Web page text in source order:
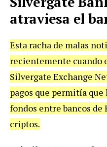
atraviesa el
Esta racha de malas
recientemente cuando
Silvergate Exchange
pagos que permitía que
fondos entre bancos de
criptos.